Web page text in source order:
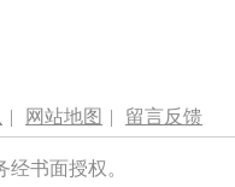
| 网站地图 | 留言反馈
书面授权。